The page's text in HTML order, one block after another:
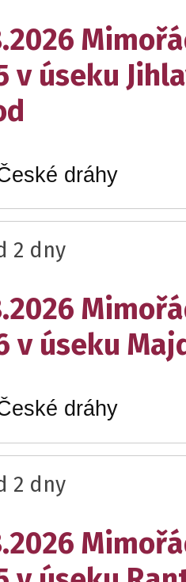
v úseku
dráhy
2 dny
v úseku
dráhy
2 dny